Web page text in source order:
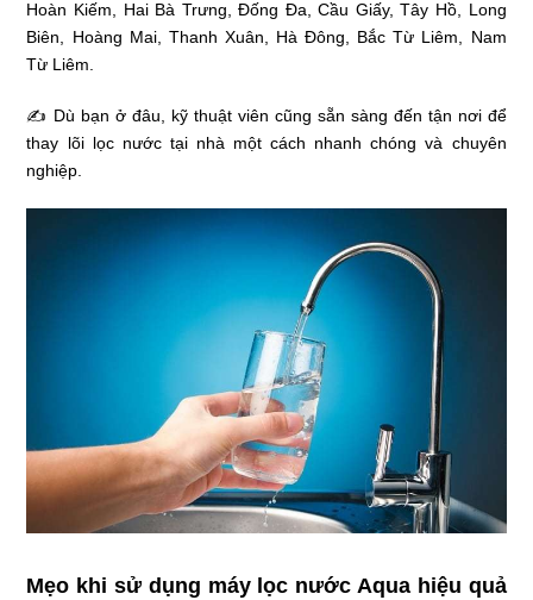
Hoàn Kiếm, Hai Bà Trưng, Đống Đa, Cầu Giấy, Tây Hồ, Long
Biên, Hoàng Mai, Thanh Xuân, Hà Đông, Bắc Từ Liêm, Nam
Từ Liêm.
✍ Dù bạn ở đâu, kỹ thuật viên cũng sẵn sàng đến tận nơi để
thay lõi lọc nước tại nhà một cách nhanh chóng và chuyên
nghiệp.
Mẹo khi sử dụng máy lọc nước Aqua hiệu quả